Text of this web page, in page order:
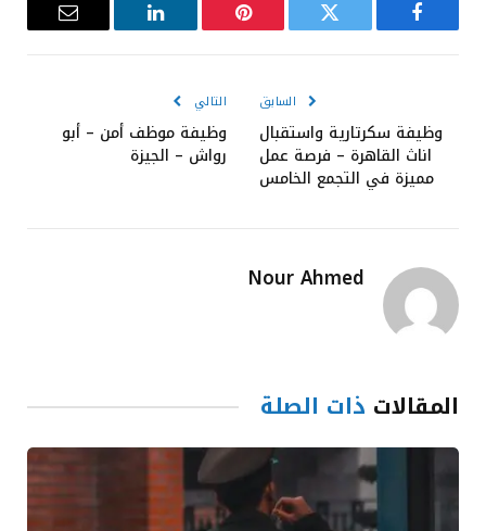
فيسبوك تويتر بينتيريست لينكدإن
البريد
السابق
وظيفة سكرتارية واستقبال
اناث القاهرة – فرصة عمل
مميزة في التجمع الخامس
التالي
وظيفة موظف أمن – أبو
رواش – الجيزة
Nour Ahmed
المقالات ذات الصلة